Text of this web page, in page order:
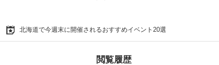
北海道で今週末に開催されるおすすめイベント20選
閲覧履歴